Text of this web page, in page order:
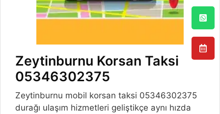
Zeytinburnu Korsan Taksi
05346302375
Zeytinburnu mobil korsan taksi 05346302375
durağı ulaşım hizmetleri geliştikçe aynı hızda